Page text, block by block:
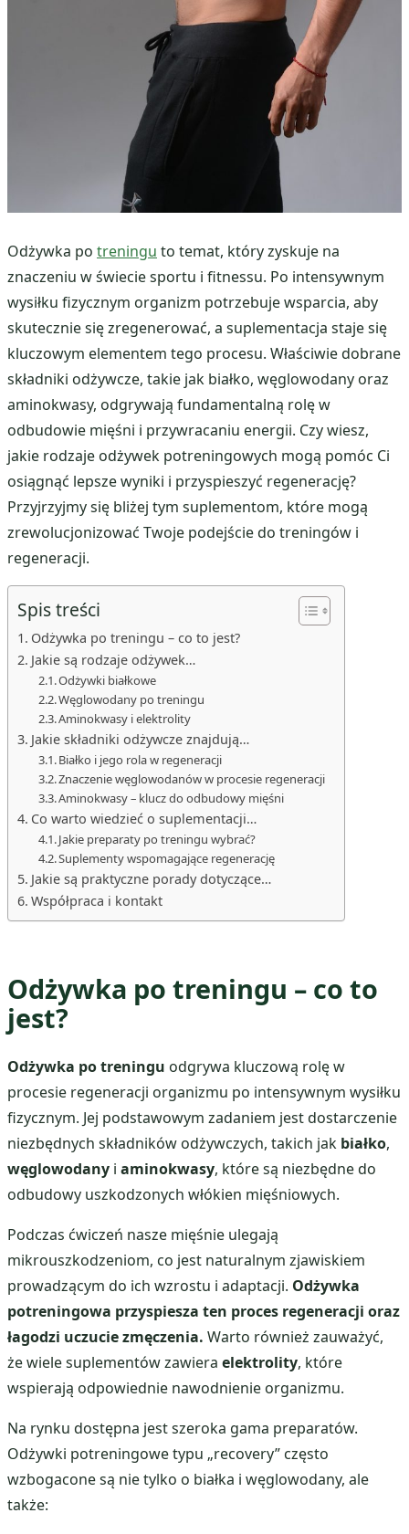
Odżywka po treningu to temat, który zyskuje na
znaczeniu w świecie sportu i fitnessu. Po intensywnym
wysiłku fizycznym organizm potrzebuje wsparcia, aby
skutecznie się zregenerować, a suplementacja staje się
kluczowym elementem tego procesu. Właściwie dobrane
składniki odżywcze, takie jak białko, węglowodany oraz
aminokwasy, odgrywają fundamentalną rolę w
odbudowie mięśni i przywracaniu energii. Czy wiesz,
jakie rodzaje odżywek potreningowych mogą pomóc Ci
osiągnąć lepsze wyniki i przyspieszyć regenerację?
Przyjrzyjmy się bliżej tym suplementom, które mogą
zrewolucjonizować Twoje podejście do treningów i
regeneracji.
Spis treści
Odżywka po treningu – co to jest?
Jakie są rodzaje odżywek…
Odżywki białkowe
Węglowodany po treningu
Aminokwasy i elektrolity
Jakie składniki odżywcze znajdują…
Białko i jego rola w regeneracji
Znaczenie węglowodanów w procesie regeneracji
Aminokwasy – klucz do odbudowy mięśni
Co warto wiedzieć o suplementacji…
Jakie preparaty po treningu wybrać?
Suplementy wspomagające regenerację
Jakie są praktyczne porady dotyczące…
Współpraca i kontakt
Odżywka po treningu – co to
jest?
Odżywka po treningu odgrywa kluczową rolę w
procesie regeneracji organizmu po intensywnym wysiłku
fizycznym. Jej podstawowym zadaniem jest dostarczenie
niezbędnych składników odżywczych, takich jak białko,
węglowodany i aminokwasy, które są niezbędne do
odbudowy uszkodzonych włókien mięśniowych.
Podczas ćwiczeń nasze mięśnie ulegają
mikrouszkodzeniom, co jest naturalnym zjawiskiem
prowadzącym do ich wzrostu i adaptacji. Odżywka
potreningowa przyspiesza ten proces regeneracji oraz
łagodzi uczucie zmęczenia. Warto również zauważyć,
że wiele suplementów zawiera elektrolity, które
wspierają odpowiednie nawodnienie organizmu.
Na rynku dostępna jest szeroka gama preparatów.
Odżywki potreningowe typu „recovery” często
wzbogacone są nie tylko o białka i węglowodany, ale
także: